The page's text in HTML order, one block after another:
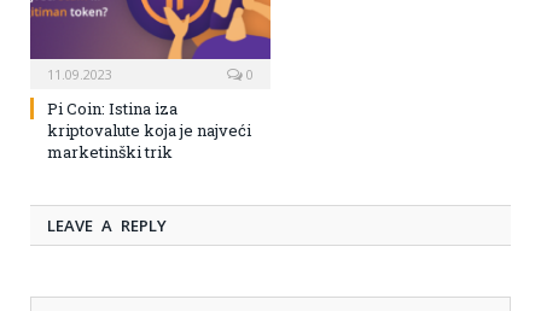
11.09.2023 0
Pi Coin: Istina iza
kriptovalute koja je najveći
marketinški trik
LEAVE A REPLY